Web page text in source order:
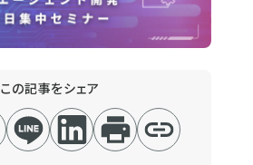
この記事をシェア